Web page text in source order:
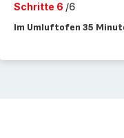
Schritte 6 /6
Im Umluftofen 35